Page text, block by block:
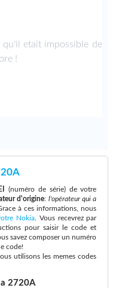
qu'il etait impossible de
!
(numéro de série) de votre
d'origine: l'opérateur qui a
à ces informations, nous
Nokia . Vous recevrez par
pour saisir le code et
savez composer un numéro
code!
utilisons les memes codes
2720A